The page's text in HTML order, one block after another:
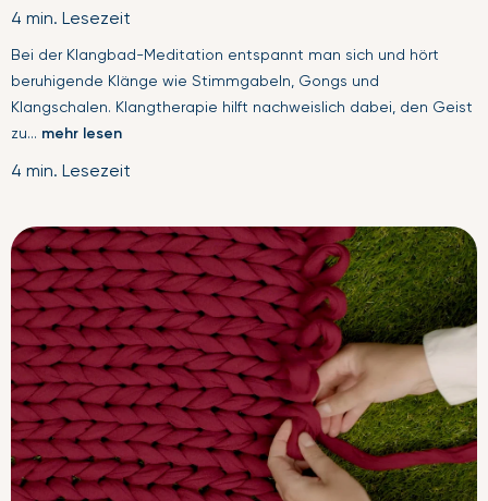
4 min. Lesezeit
Bei der Klangbad-Meditation entspannt man sich und hört
beruhigende Klänge wie Stimmgabeln, Gongs und
Klangschalen. Klangtherapie hilft nachweislich dabei, den Geist
zu... mehr lesen
4 min. Lesezeit